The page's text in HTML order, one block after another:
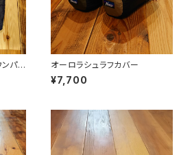
パン
オーロラシュラフカバー
¥7,700